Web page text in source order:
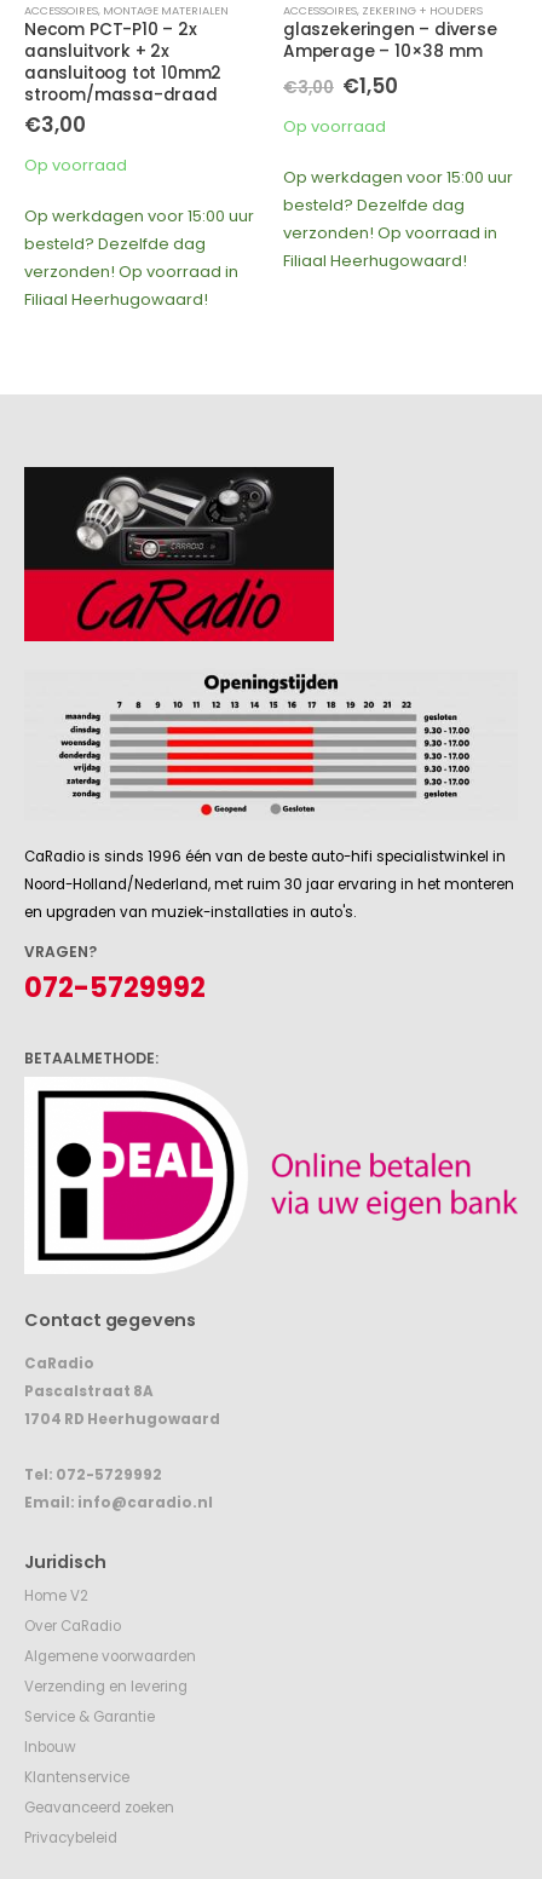
ACCESSOIRES, ZEKERING + HOUDERS
glaszekeringen – diverse
Amperage – 10×38 mm
€3,00 Oorspronkelijke
prijs
was:
€1,50Huidige
prijs
Op voorraad
Op werkdagen voor 15:00 uur
besteld? Dezelfde dag
verzonden! Op voorraad in
Filiaal Heerhugowaard!
ACCESSOIRES, OP=OP,SUBWOOFER-GRILL
Necom CBG-E15C
subwoofer grill metaal met
chroom plated – 15 inch
Oorspronkelijke
prijs
was:
€10,00
Op werkdagen voor 15:00 uur
besteld? Dezelfde dag
verzonden! Op voorraad in
Filiaal Heerhugowaard!
Noord-Holland/Nederland, met ruim 30 jaar ervaring in het monteren
en upgraden van muziek-installaties in auto's.
072-5729992
Pascalstraat 8A
1704 RD Heerhugowaard
Email:info@caradio.nl
Home V2
Over CaRadio
Algemene voorwaarden
Verzending en levering
Service & Garantie
Inbouw
Klantenservice
Geavanceerd zoeken
Privacybeleid